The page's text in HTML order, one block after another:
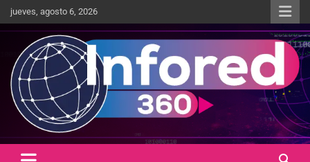
jueves, agosto 6, 2026
infored360.mx
Un giro en la información